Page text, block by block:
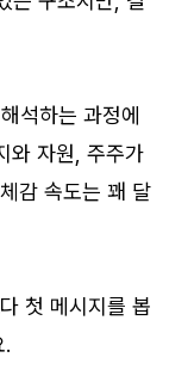
석하는 과정에
와 자원, 주주가
감 속도는 꽤 달
첫 메시지를 봅
.